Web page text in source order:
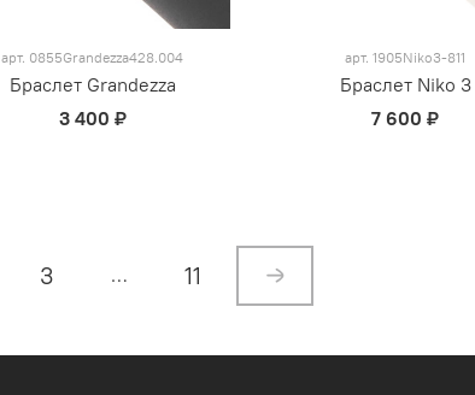
арт. 0855Grandezza428.004
Браслет Grandezza
3 400 ₽
арт.1905Niko3-811
Браслет Niko 3
7 600 ₽
3 … 11